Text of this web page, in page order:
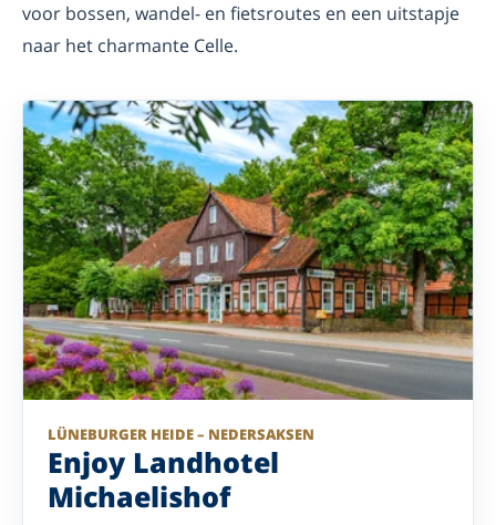
voor bossen, wandel- en fietsroutes en een uitstapje
naar het charmante Celle.
LÜNEBURGER HEIDE – NEDERSAKSEN
Enjoy Landhotel
Michaelishof